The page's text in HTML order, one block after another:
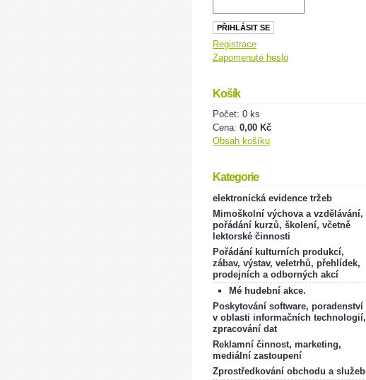
Registrace
Zapomenuté heslo
Košík
Počet: 0 ks
Cena: 0,00 Kč
Obsah košíku
Kategorie
elektronická evidence tržeb
Mimoškolní výchova a vzdělávání,
pořádání kurzů, školení, včetně
lektorské činnosti
Pořádání kulturních produkcí,
zábav, výstav, veletrhů, přehlídek,
prodejních a odborných akcí
Mé hudební akce.
Poskytování software, poradenství
v oblasti informačních technologií,
zpracování dat
Reklamní činnost, marketing,
mediální zastoupení
Zprostředkování obchodu a služeb